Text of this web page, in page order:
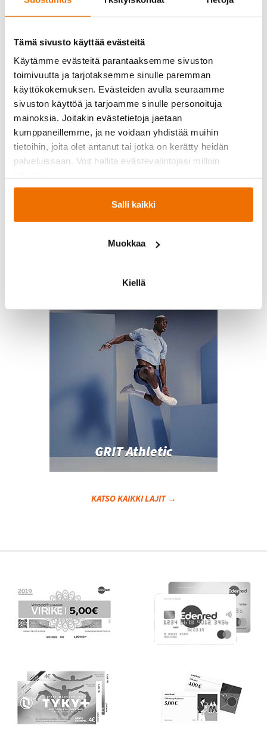
Tämä sivusto käyttää evästeitä
Käytämme evästeitä parantaaksemme sivuston
toimivuutta ja tarjotaksemme sinulle paremman
käyttökokemuksen. Evästeiden avulla seuraamme
sivuston käyttöä ja tarjoamme sinulle personoituja
mainoksia. Joitakin evästetietoja jaetaan
kumppaneillemme, ja ne voidaan yhdistää muihin
tietoihin, joita olet antanut tai jotka on kerätty heidän
palveluissaan. Voit hallita evästevalintojasi milloin
Salli kaikki
Muokkaa
Kiellä
GRIT Cardio
GRIT Athletic
KATSO KAIKKI LAJIT →